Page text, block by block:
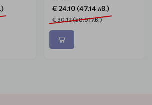
€ 24.10 (47.14 лв.)
€ 30.12 (58.91 лв.)